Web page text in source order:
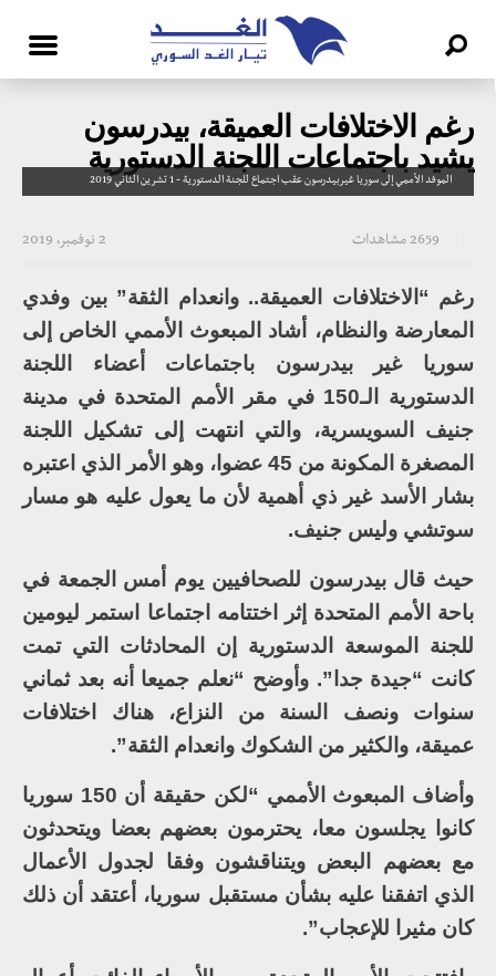
رغم الاختلافات العميقة، بيدرسون
يشيد باجتماعات اللجنة الدستورية
الموفد الأممي إلى سوريا غيربيدرسون عقب اجتماع للجنة الدستورية - 1 تشرين الثاني 2019
2 نوفمبر، 2019 2659 مشاهدات
رغم “الاختلافات العميقة.. وانعدام الثقة” بين وفدي
المعارضة والنظام، أشاد المبعوث الأممي الخاص إلى
سوريا غير بيدرسون باجتماعات أعضاء اللجنة
الدستورية الـ150 في مقر الأمم المتحدة في مدينة
جنيف السويسرية، والتي انتهت إلى تشكيل اللجنة
المصغرة المكونة من 45 عضوا، وهو الأمر الذي اعتبره
بشار الأسد غير ذي أهمية لأن ما يعول عليه هو مسار
سوتشي وليس جنيف.
حيث قال بيدرسون للصحافيين يوم أمس الجمعة في
باحة الأمم المتحدة إثر اختتامه اجتماعا استمر ليومين
للجنة الموسعة الدستورية إن المحادثات التي تمت
كانت “جيدة جدا”. وأوضح “نعلم جميعا أنه بعد ثماني
سنوات ونصف السنة من النزاع، هناك اختلافات
عميقة، والكثير من الشكوك وانعدام الثقة”.
وأضاف المبعوث الأممي “لكن حقيقة أن 150 سوريا
كانوا يجلسون معا، يحترمون بعضهم بعضا ويتحدثون
مع بعضهم البعض ويتناقشون وفقا لجدول الأعمال
الذي اتفقنا عليه بشأن مستقبل سوريا، أعتقد أن ذلك
كان مثيرا للإعجاب”.